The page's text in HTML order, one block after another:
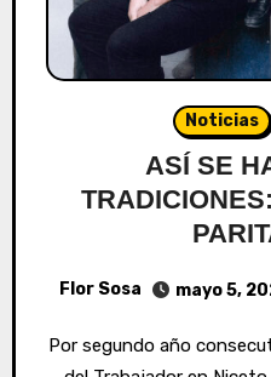
Noticias
ASÍ SE
Flor Sosa mayo 5,
Por segundo año consecutivo, la banda celebró el Día